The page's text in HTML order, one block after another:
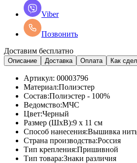
Viber
Позвонить
Доставим бесплатно
Описание Доставка Оплата Как
Артикул: 00003796
Материал:Полиэстер
Состав:Полиэстер - 100%
Ведомство:МЧС
Цвет:Черный
Размер (ШхВ):9 x 11 см
Способ нанесения:Вышивка
Страна производства:Россия
Тип крепления:Пришивной
Тип товара:Знаки различия